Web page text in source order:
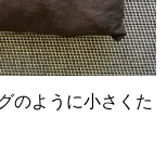
のように小さくた